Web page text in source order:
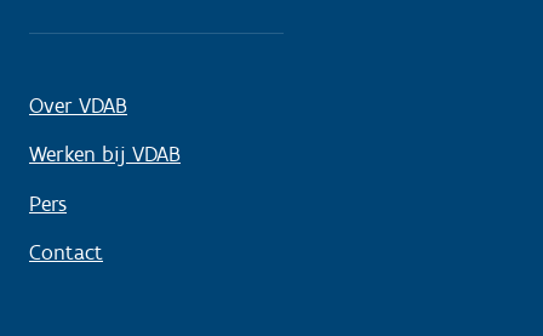
Over VDAB
Werken bij VDAB
Pers
Contact